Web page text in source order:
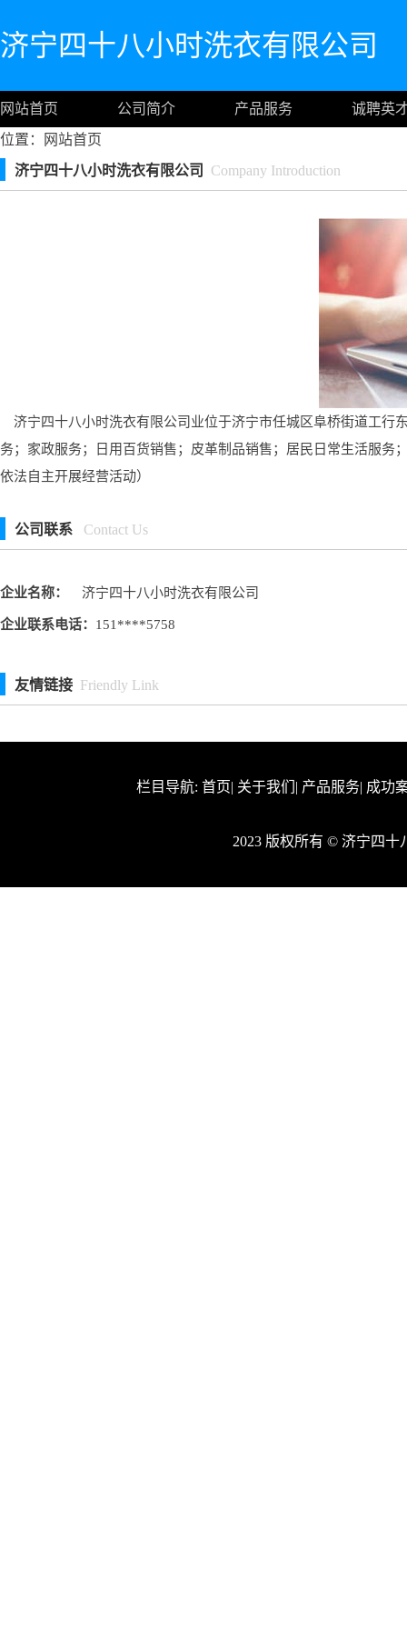
济宁四十八小时洗衣有限公司
网站首页 公司简介 产品服务
诚聘英
位置：
网站首页
济宁四十八小时洗衣有限公司
Company Introduction
济宁四十八小时洗衣有限公司业位于济宁市任城区阜桥街道工行
务；家政服务；日用百货销售；皮革制品销售；居民日常生活服
依法自主开展经营活动）
公司联系 Contact Us
企业名称： 济宁四十八小时洗衣有限公司
企业联系电话： 151****5758
友情链接 Friendly Link
栏目导航: 首页| 关于我们 | 产品服务| 成功
2023 版权所有 © 济宁四